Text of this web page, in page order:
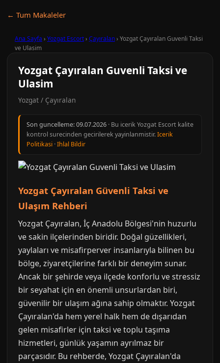
← Tum Makaleler
Ana Sayfa › Yozgat Escort› Çayıralan› Yozgat Çayıralan Guvenli Taksi
ve Ulasim
Yozgat Çayıralan Guvenli Taksi ve
Ulasim
Yozgat / Çayıralan
Son guncelleme:09.07.2026 · Bu icerik Yozgat Escort kalite
kontrol surecinden gecirilerek yayinlanmistir.Icerik
Politikasi ·Ihlal Bildir
Yozgat Çayıralan Güvenli Taksi ve
Ulaşım Rehberi
Yozgat Çayıralan, İç Anadolu Bölgesi'nin huzurlu
ve sakin ilçelerinden biridir. Doğal güzellikleri,
yaylaları ve misafirperver insanlarıyla bilinen bu
bölge, ziyaretçilerine farklı bir deneyim sunar.
Ancak bir şehirde veya ilçede konforlu ve stressiz
bir seyahat için en önemli unsurlardan biri,
güvenilir bir ulaşım ağına sahip olmaktır. Yozgat
Çayıralan'da hem yerel halk hem de dışarıdan
gelen misafirler için taksi ve toplu taşıma
hizmetleri, günlük yaşamın ayrılmaz bir
parçasıdır. Bu rehberde, Yozgat Çayıralan'da